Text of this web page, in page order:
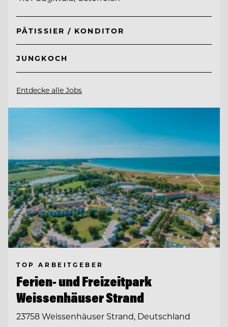
PÂTISSIER / KONDITOR
JUNGKOCH
Entdecke alle Jobs
TOP ARBEITGEBER
Ferien- und Freizeitpark
Weissenhäuser Strand
23758 Weissenhäuser Strand, Deutschland